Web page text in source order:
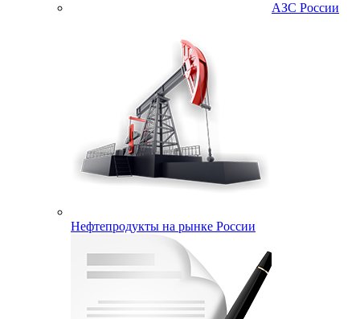
АЗС России
Нефтепродукты на рынке России